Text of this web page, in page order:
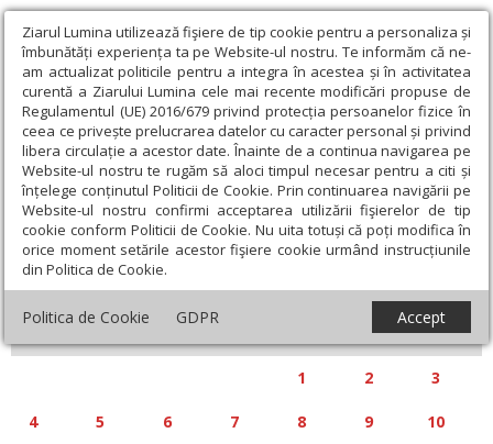
Ziarul Lumina utilizează fişiere de tip cookie pentru a personaliza și
îmbunătăți experiența ta pe Website-ul nostru. Te informăm că ne-
am actualizat politicile pentru a integra în acestea și în activitatea
curentă a Ziarului Lumina cele mai recente modificări propuse de
Regulamentul (UE) 2016/679 privind protecția persoanelor fizice în
ceea ce privește prelucrarea datelor cu caracter personal și privind
libera circulație a acestor date. Înainte de a continua navigarea pe
Website-ul nostru te rugăm să aloci timpul necesar pentru a citi și
înțelege conținutul Politicii de Cookie. Prin continuarea navigării pe
Website-ul nostru confirmi acceptarea utilizării fişierelor de tip
cookie conform Politicii de Cookie. Nu uita totuși că poți modifica în
orice moment setările acestor fişiere cookie urmând instrucțiunile
din Politica de Cookie.
Politica de Cookie GDPR Accept
Calendar articole
« »
AUGUST 2025
S D
1 2 3
4 5 6 7 8 9 10